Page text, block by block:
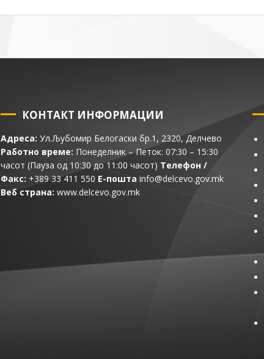
КОНТАКТ ИНФОРМАЦИИ
Адреса: Ул.Љубомир Белогаски бр.1, 2320, Делчево
Работно време: Понеделник – Петок: 07:30 – 15:30
часот (Пауза од 10:30 до 11:00 часот) Телефон /
Факс: +389 33 411 550 Е-пошта info@delcevo.gov.mk
Веб страна: www.delcevo.gov.mk